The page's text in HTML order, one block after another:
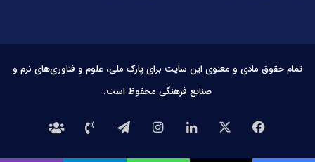
تمام حقوق مادی و معنوی این سایت برای پارک ملی، علوم و فناوری‌های نرم و
صنایع فرهنگی محفوظ است.
فیس
لینکدیناینستاگرامتلگرامتماس درباره